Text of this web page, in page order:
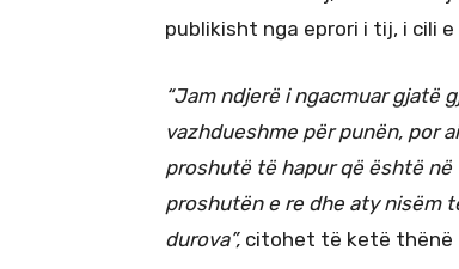
publikisht nga eprori i tij, i cili
“Jam ndjerë i ngacmuar gjatë
vazhdueshme për punën, por
proshutë të hapur që është
proshutën e re dhe aty nisëm
durova”, citohet të ketë thënë